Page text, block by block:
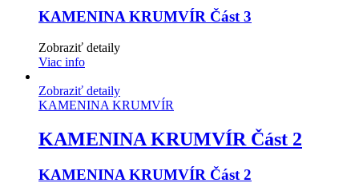
KAMENINA KRUMVÍR Část 3
Zobraziť detaily
Viac info
Zobraziť detaily
KAMENINA KRUMVÍR
KAMENINA KRUMVÍR Část 2
KAMENINA KRUMVÍR Část 2